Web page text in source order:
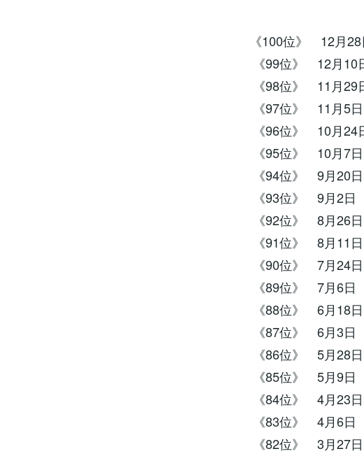
《100位》 12月28
《99位》 12月10
《98位》 11月29
《97位》 11月5日
《96位》 10月24
《95位》 10月7日
《94位》 9月20日
《93位》 9月2日
《92位》 8月26日
《91位》 8月11日
《90位》 7月24日
《89位》 7月6日
《88位》 6月18日
《87位》 6月3日
《86位》 5月28日
《85位》 5月9日
《84位》 4月23日
《83位》 4月6日
《82位》 3月27日